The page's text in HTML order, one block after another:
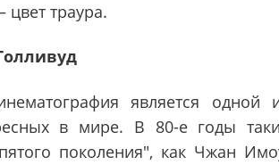
цвет траура.
является одной
в мире. В 80-е годы
поколения", как Чжан